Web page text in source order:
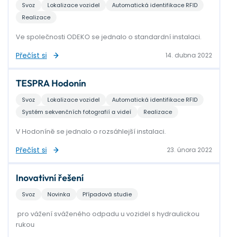
Svoz Lokalizace vozidel
Automatická identifikace RFID
Realizace
Ve společnosti ODEKO se jednalo o standardní instalaci.
Přečíst si 14. dubna 2022
TESPRA Hodonín
Svoz Lokalizace vozidel
Automatická identifikace RFID
Systém sekvenčních fotografií a videí
Realizace
V Hodoníně se jednalo o rozsáhlejší instalaci.
Přečíst si 23. února 2022
Inovativní řešení
Svoz Novinka Případová studie
pro vážení sváženého odpadu u vozidel s hydraulickou
rukou